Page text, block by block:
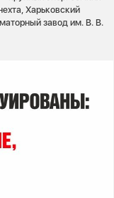
Харьковский
завод им. В. В.